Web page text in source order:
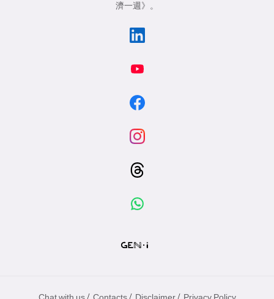
濟一週》
。
/ / /